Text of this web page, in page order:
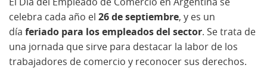
celebra cada año el 26 de septiembre, y es un
día feriado para los empleados del sector. Setrata de
una jornada que sirve para destacar la labor de los
trabajadores de comercio y reconocer sus derechos.